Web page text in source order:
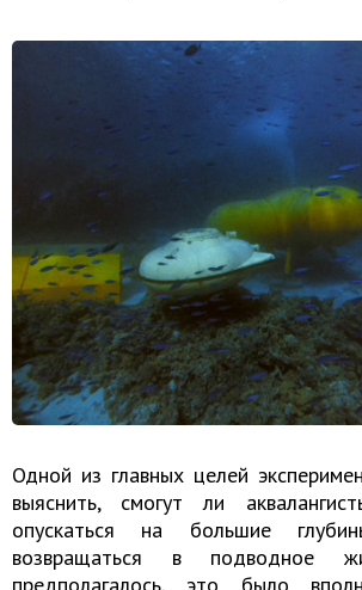
Одной из главных целей
выяснить, смогут ли
опускаться на большие
возвращаться в подводное